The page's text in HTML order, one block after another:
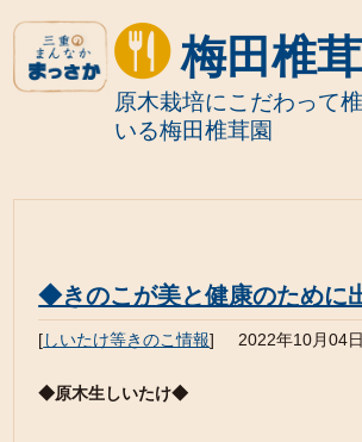
梅田椎
原木栽培にこだわって
いる梅田椎茸園
◆きのこが美と健康のために
[しいたけ等きのこ情報] 2022年10月04
◆原木生しいたけ◆